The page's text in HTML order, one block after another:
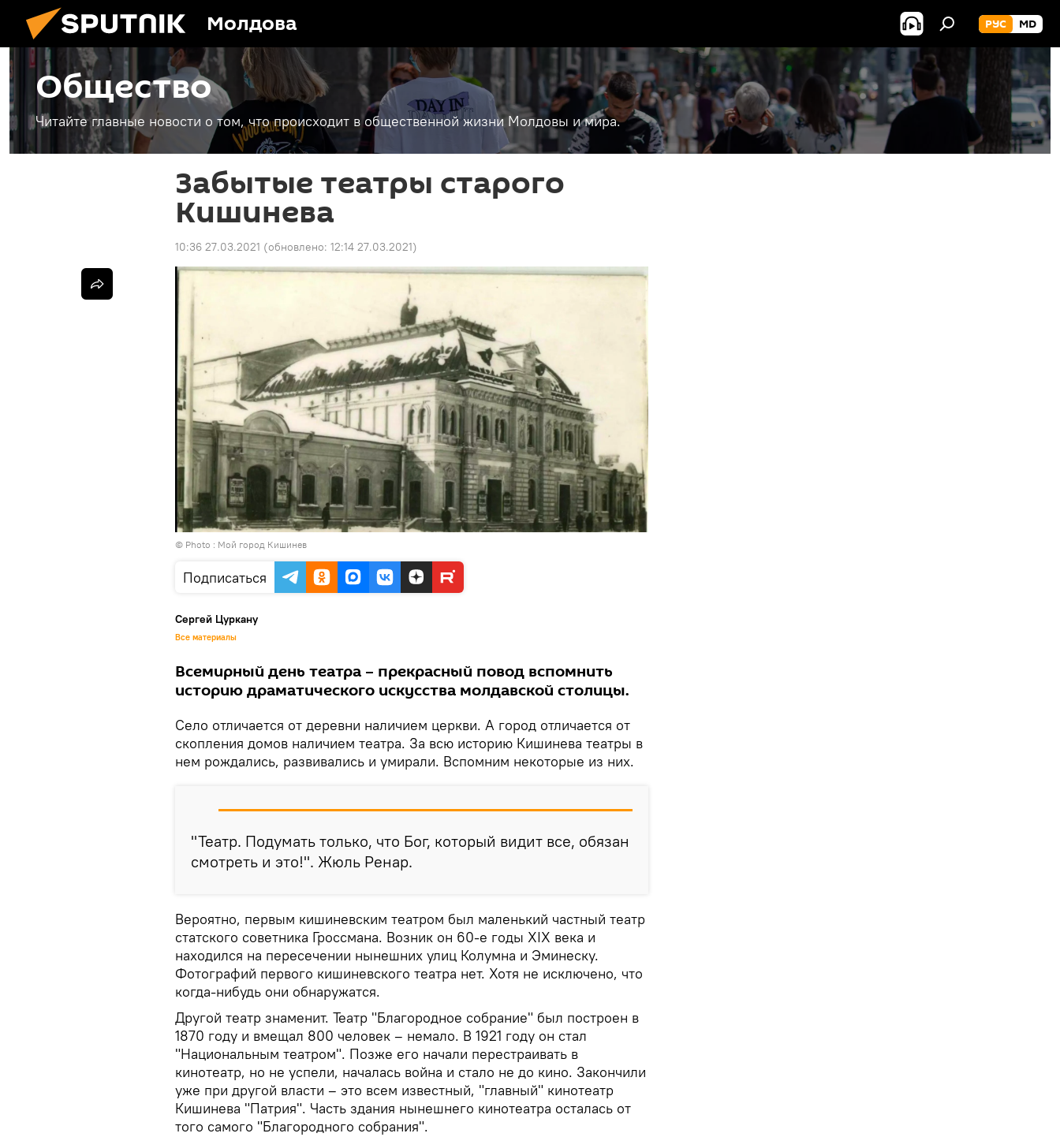
Молдова РУС MD
Общество
Читайте главные новости о том, что происходит в общественной жизни Молдовы и мира.
Забытые театры старого
Кишинева
10:36 27.03.2021 (обновлено: 12:14 27.03.2021)
© Photo : Мой город Кишинев
Подписаться
Сергей Цуркану
Все материалы
Всемирный день театра – прекрасный повод вспомнить
историю драматического искусства молдавской столицы.
Село отличается от деревни наличием церкви. А город отличается от
скопления домов наличием театра. За всю историю Кишинева театры в
нем рождались, развивались и умирали. Вспомним некоторые из них.
"Театр. Подумать только, что Бог, который видит все, обязан
смотреть и это!". Жюль Ренар.
Вероятно, первым кишиневским театром был маленький частный театр
статского советника Гроссмана. Возник он 60-е годы XIX века и
находился на пересечении нынешних улиц Колумна и Эминеску.
Фотографий первого кишиневского театра нет. Хотя не исключено, что
когда-нибудь они обнаружатся.
Другой театр знаменит. Театр "Благородное собрание" был построен в
1870 году и вмещал 800 человек – немало. В 1921 году он стал
"Национальным театром". Позже его начали перестраивать в
кинотеатр, но не успели, началась война и стало не до кино. Закончили
уже при другой власти – это всем известный, "главный" кинотеатр
Кишинева "Патрия". Часть здания нынешнего кинотеатра осталась от
того самого "Благородного собрания".